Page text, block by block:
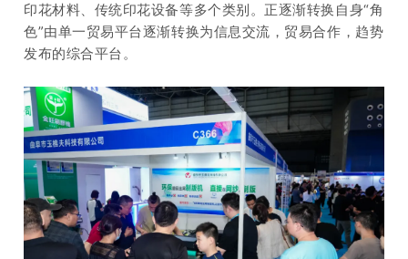
印花材料、传统印花设备等多个类别。 正逐渐转换自身“角
色”由单一贸易平台逐渐转换为信息交流，贸易合作，趋势
发布的综合平台。